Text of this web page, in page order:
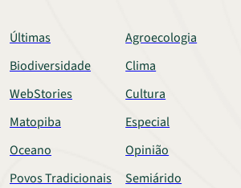
Últimas
Agroecologia
Biodiversidade
Clima
WebStories
Cultura
Matopiba
Especial
Oceano
Opinião
Povos Tradicionais
Semiárido